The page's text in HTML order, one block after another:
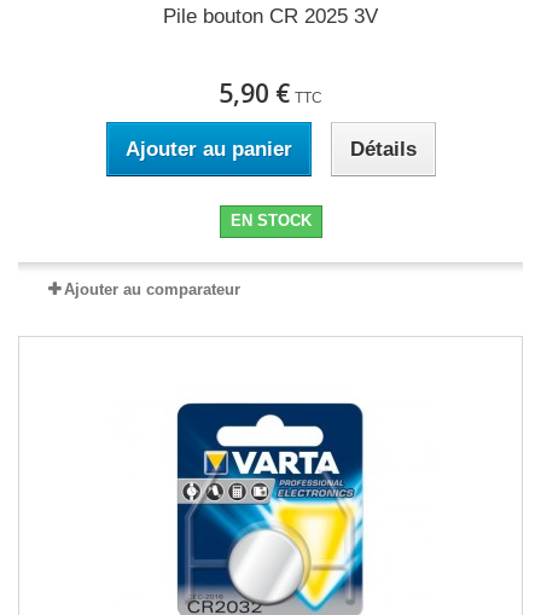
Pile bouton CR 2025 3V
5,90 € TTC
Ajouter au panier Détails
EN STOCK
Ajouter au comparateur